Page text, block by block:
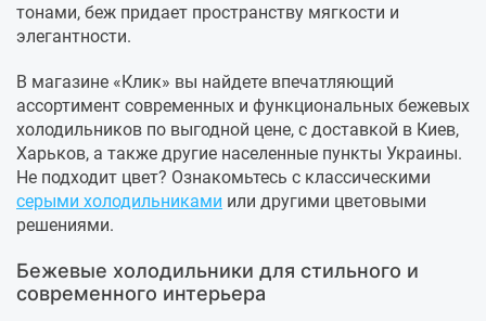
тонами, беж придает пространству мягкости и
элегантности.
В магазине «Клик» вы найдете впечатляющий
ассортимент современных и функциональных бежевых
холодильников по выгодной цене, с доставкой в Киев,
Харьков, а также другие населенные пункты Украины.
Не подходит цвет? Ознакомьтесь с классическими
серыми холодильниками или другими цветовыми
решениями.
Бежевые холодильники для стильного и
современного интерьера